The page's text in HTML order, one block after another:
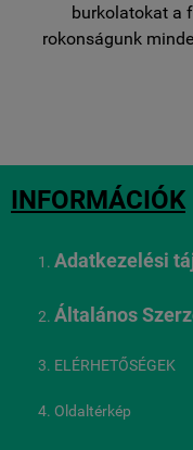
burkolatokat a
rokonságunk
INFORMÁCIÓK
Adatkezelési
Általános
ELÉRHETŐSÉGEK
Oldaltérkép